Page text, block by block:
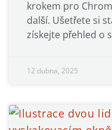
krokem pro
další. Ušetřete si
získejte přehled o
12 dubna, 2025